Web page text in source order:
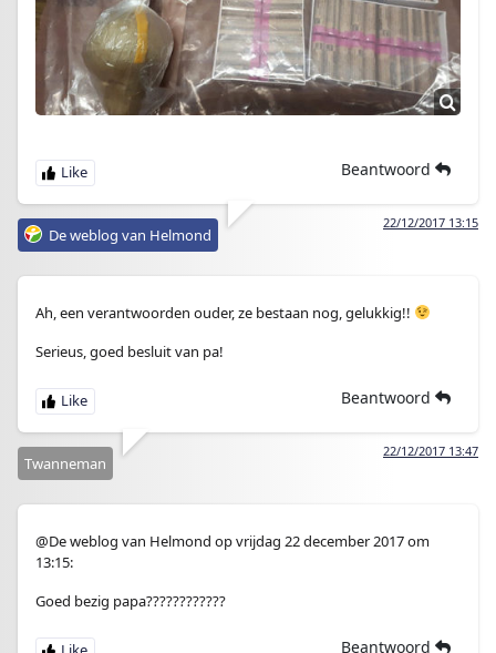
Beantwoord
22/12/2017 13:15
De weblog van Helmond
Ah, een verantwoorden ouder, ze bestaan nog, gelukkig!!
Serieus, goed besluit van pa!
Beantwoord
22/12/2017 13:47
Twanneman
@De weblog van Helmond op vrijdag 22 december 2017 om
13:15:
Goed bezig papa????????????
Beantwoord